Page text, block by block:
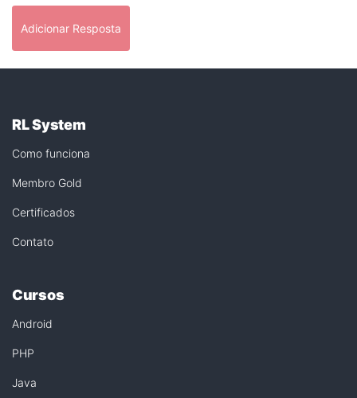
Adicionar Resposta
RL System
Como funciona
Membro Gold
Certificados
Contato
Cursos
Android
PHP
Java